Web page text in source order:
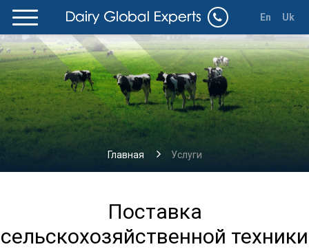
En Uk
Главная Услуги
Поставка
сельскохозяйственной техники